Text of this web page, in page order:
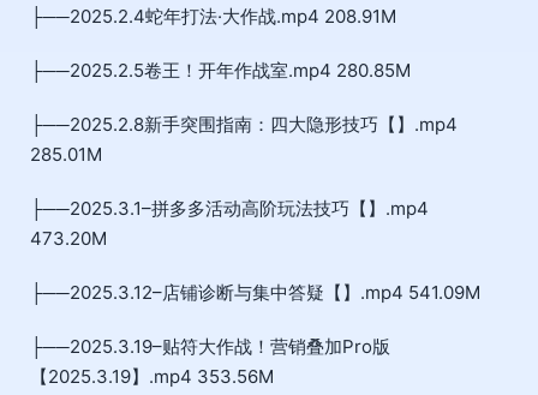
├──2025.2.4蛇年打法·大作战.mp4 208.91M
├──2025.2.5卷王！开年作战室.mp4 280.85M
├──2025.2.8新手突围指南：四大隐形技巧【】.mp4
285.01M
├──2025.3.1–拼多多活动高阶玩法技巧【】.mp4
473.20M
├──2025.3.12–店铺诊断与集中答疑【】.mp4 541.09M
├──2025.3.19–贴符大作战！营销叠加Pro版
【2025.3.19】.mp4 353.56M